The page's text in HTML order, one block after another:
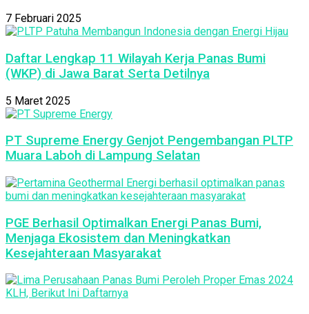
7 Februari 2025
Daftar Lengkap 11 Wilayah Kerja Panas Bumi
(WKP) di Jawa Barat Serta Detilnya
5 Maret 2025
PT Supreme Energy Genjot Pengembangan PLTP
Muara Laboh di Lampung Selatan
PGE Berhasil Optimalkan Energi Panas Bumi,
Menjaga Ekosistem dan Meningkatkan
Kesejahteraan Masyarakat